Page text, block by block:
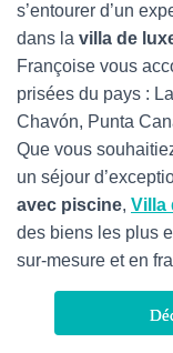
s’entourer d’un
dans la villa de
Françoise vous
prisées du pays :
Chavón, Punta
Que vous
un séjour
avec piscine, Villa
des biens les plus
sur-mesure et en